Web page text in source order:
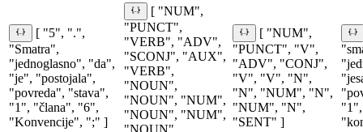
[ "5", ".",
"Smatra",
"jednoglasno", "da",
"je", "postojala",
"povreda", "stava",
"1", "člana", "6",
"Konvencije", ";" ]
[ "NUM",
"PUNCT",
"VERB", "ADV",
"SCONJ", "AUX",
"VERB",
"NOUN",
"NOUN", "NUM",
"NOUN", "NUM",
[ "NUM",
"PUNCT", "V",
"ADV", "CONJ",
"V", "V", "N",
"N", "NUM", "N",
"NUM", "N",
"SENT" ]